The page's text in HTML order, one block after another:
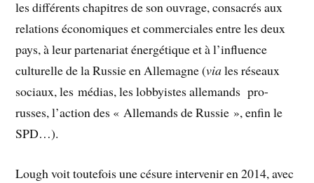
les différents chapitres de son ouvrage, consacrés aux
relations économiques et commerciales entre les deux
pays, à leur partenariat énergétique et à l’influence
culturelle de la Russie en Allemagne (viales réseaux
sociaux, les médias, les lobbyistes allemands pro-
russes, l’action des « Allemands de Russie », enfin le
SPD…).
Lough voit toutefois une césure intervenir en 2014, avec